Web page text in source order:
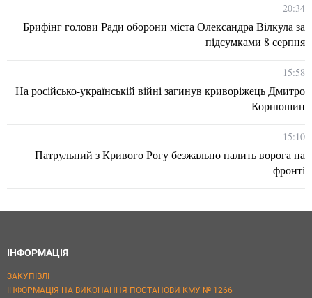
20:34
Брифінг голови Ради оборони міста Олександра Вілкула за
підсумками 8 серпня
15:58
На російсько-українській війні загинув криворіжець Дмитро
Корнюшин
15:10
Патрульний з Кривого Рогу безжально палить ворога на
фронті
ІНФОРМАЦІЯ
ЗАКУПІВЛІ
ІНФОРМАЦІЯ НА ВИКОНАННЯ ПОСТАНОВИ КМУ № 1266